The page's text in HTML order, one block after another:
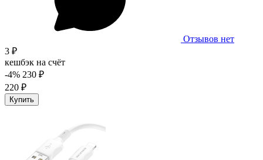
Отзывов нет
3 ₽
кешбэк на счёт
-4% 230 ₽
220 ₽
Купить